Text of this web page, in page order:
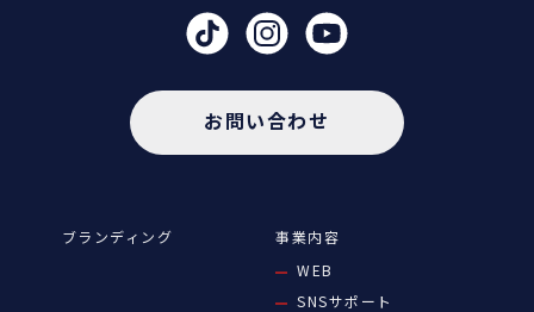
お問い合わせ
ブランディング
事業内容
WEB
SNSサポート